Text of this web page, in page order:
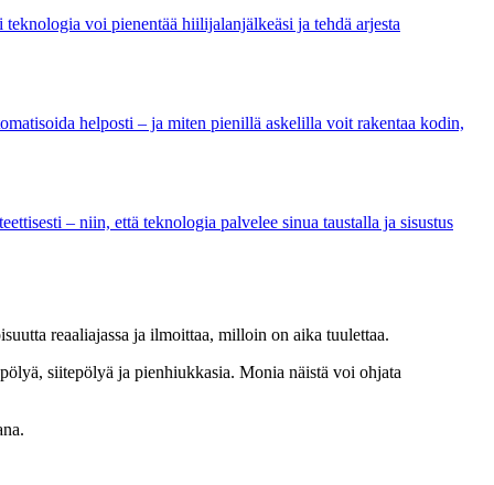
voi pienentää hiilijalanjälkeäsi ja tehdä arjesta
helposti – ja miten pienillä askelilla voit rakentaa kodin,
– niin, että teknologia palvelee sinua taustalla ja sisustus
reaaliajassa ja ilmoittaa, milloin on aika tuulettaa.
siitepölyä ja pienhiukkasia. Monia näistä voi ohjata